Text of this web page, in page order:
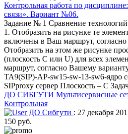
Контрольная работа по
связи». Вариант №06.
Задание № 1 Сравнение
1. Отобразить на рисунке те
включены в Ваш маршрут,
Отобразить на этом же рисунке
(плоскость C или U) для всех
маршрут, согласно Вашему
ТА9(SIP)-AP-sw15-sw-13-sw6-ядро
SIPproxy сервер Плоскость – С
ДО СИБГУТИ Мультисервисные
Контрольная
ДО Сибгути : 27 декабря
150 руб.